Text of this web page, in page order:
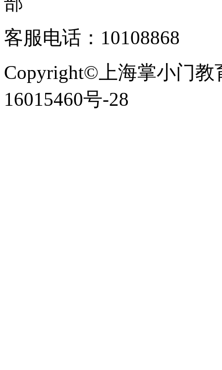
客服电话：10108868
Copyright©上海掌小门教
16015460号-28